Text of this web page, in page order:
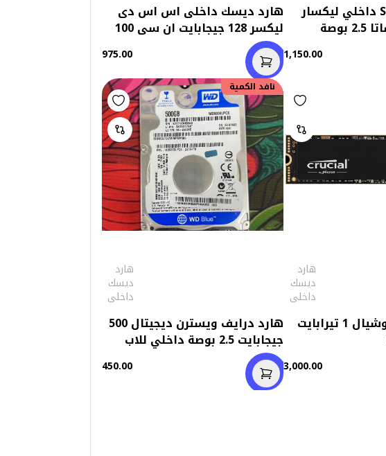
هارد درايف SSD داخلي ليكسار
256 جيجابايت ساتا 2.5 بوصة
1,150.00
هارد ديسك داخلى اس اس دى
ليكسر 128 جيجابايت ان سى 100
975.00
هارد
ديسك
داخلى
هارد درايف كروشيال 1 تيرابايت
3,000.00
نافد الكمية
هارد
ديسك
داخلى
هارد درايف ويسترن ديجيتال 500
جيجابايت 2.5 بوصة داخلي للاب
توب (استعمال ) 450.00